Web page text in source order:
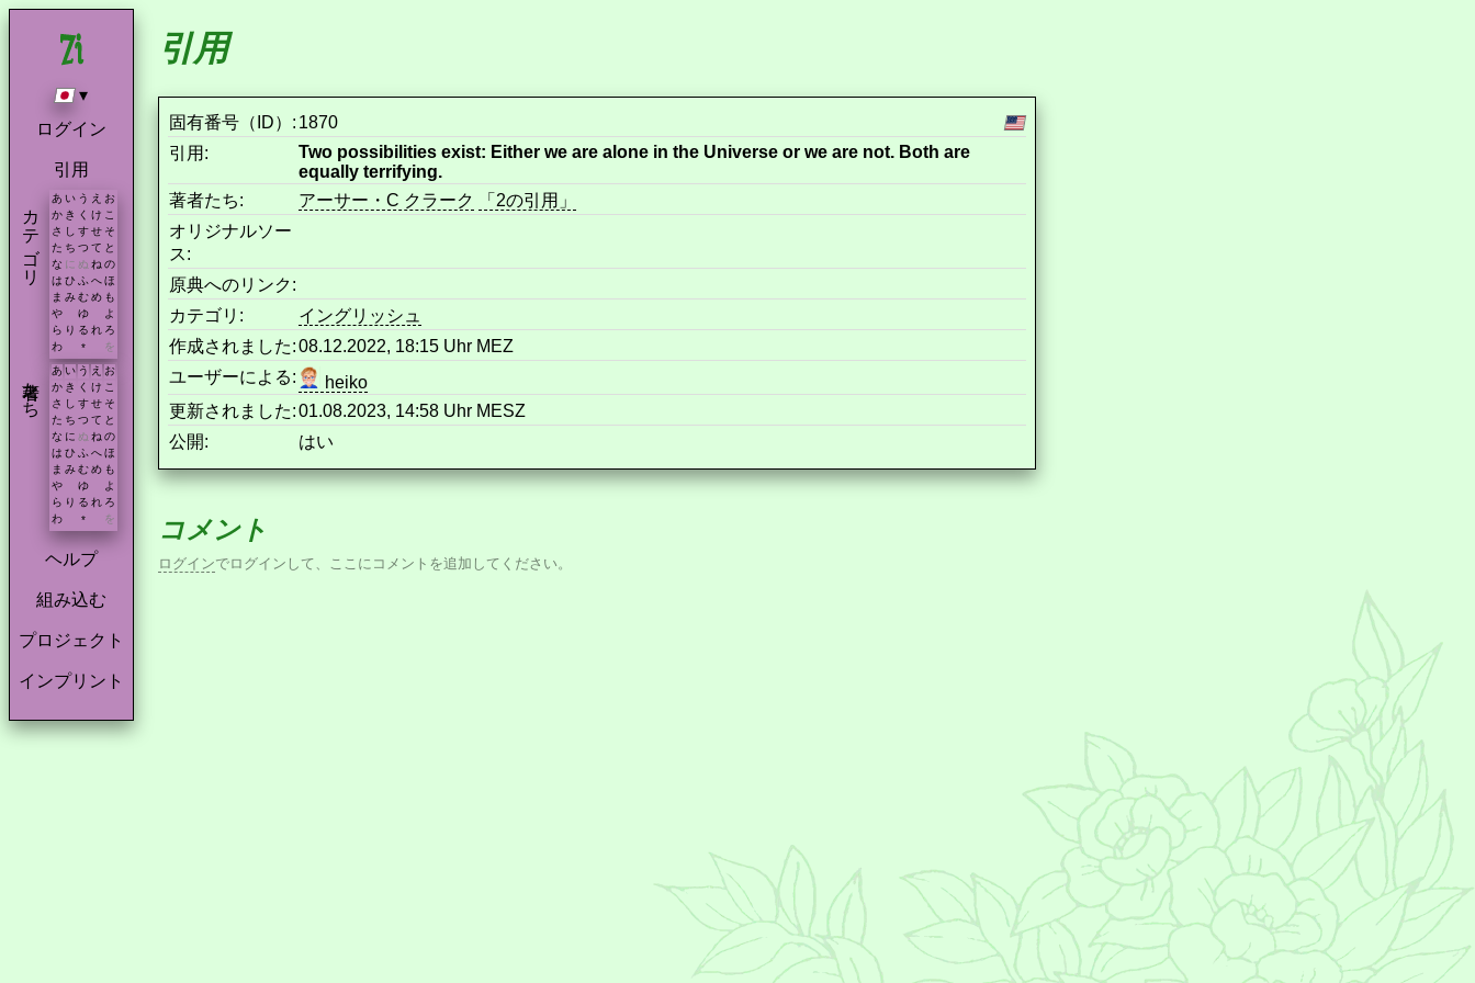
▾
ログイン
引用
カテゴリ あ い う え お
か き く け こ
さ し す せ そ
た ち つ て と
な に ぬ ね の
は ひ ふ へ ほ
ま み む め も
や
ゆ
よ
ら り る れ ろ
わ
* を
著者たち あ い う え お
か き く け こ
さ
し す せ そ
た ち つ て と
な に ぬ ね の
は ひ ふ へ ほ
ま み む め も
や
ゆ
よ
ら り る れ ろ
わ
* を
ヘルプ
組み込む
プロジェクト
インプリント
引用
固有番号（ID）: 1870
引用:
Two possibilities exist: Either we are alone in the Universe or we are not. Both are
equally terrifying.
著者たち:
アーサー・C クラーク
「2の引用」
オリジナルソー
ス:
原典へのリンク:
カテゴリ:
イングリッシュ
作成されました:08.12.2022, 18:15 Uhr MEZ
ユーザーによる:
heiko
更新されました:01.08.2023, 14:58 Uhr MESZ
公開:
はい
コメント
ログインでログインして、ここにコメントを追加してください。